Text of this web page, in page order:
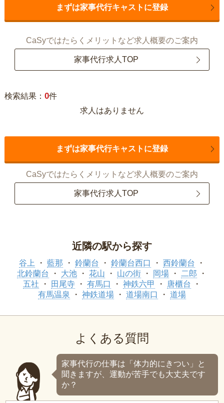
まずは家事代行キャストに登録
CaSyではたらくメリットなど求人概要のご案内
家事代行求人TOP
検索結果： 0件
求人はありません
まずは家事代行キャストに登録
CaSyではたらくメリットなど求人概要のご案内
家事代行求人TOP
近隣の駅から探す
谷上 藍那 鈴蘭台 鈴蘭台西口
西鈴蘭台
北鈴蘭台
大池 花山 山の街 岡場
二郎
五社
田尾寺 有馬口 神鉄六甲
唐櫃台
有馬温泉
神鉄道場 道場南口 道場
よくある質問
家事代行の仕事は「体力的にきつい」と
聞きますが、運動が苦手でも大丈夫です
か？